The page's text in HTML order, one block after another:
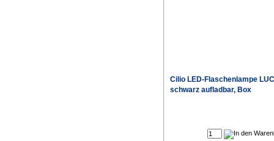
Cilio LED-Flaschenlampe
schwarz aufladbar, Box